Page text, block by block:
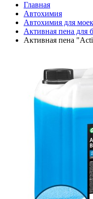
Главная
Автохимия
Автохимия для моек
Активная пена для
Активная пена